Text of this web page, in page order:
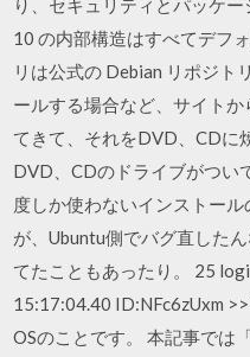
10 の内部構造はすべてデフ
リは公式の Debian リポジト
ールする場合など、サイトか
てきて、それをDVD、CDに
DVD、CDのドライブがつい
度しか使わないインストー
が、Ubuntu側でバグ直した
てたこともあったり。 25
15:17:04.40 ID:NFc6zUxm
OSのことです。 本記事では